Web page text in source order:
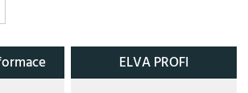
ELVA PROFI